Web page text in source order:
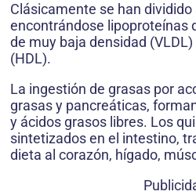
Clásicamente se han
encontrándose lipoproteínas
de muy baja densidad
(HDL).
La ingestión de grasas por
grasas y pancreáticas,
y ácidos grasos libres. Los
sintetizados en el intestino,
dieta al corazón, hígado,